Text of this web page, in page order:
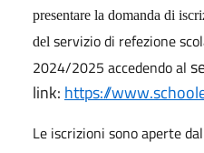
presentare la domanda di
del servizio di refezione
2024/2025 accedendo al
link: https://
Le iscrizioni sono aperte